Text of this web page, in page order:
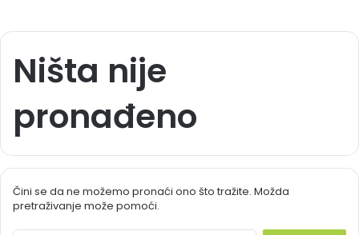
Ništa nije
pronađeno
Čini se da ne možemo pronaći ono što tražite. Možda
pretraživanje može pomoći.